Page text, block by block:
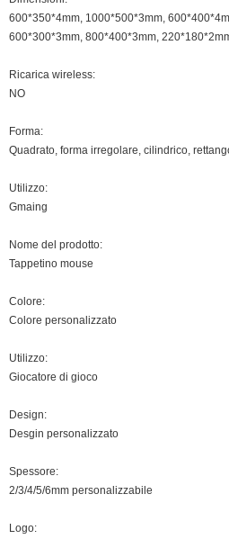
600*350*4mm, 1000*500*3mm,
600*300*3mm, 800*400*3mm,
Ricarica wireless:
NO
Forma:
Quadrato, forma irregolare, cilindrico,
Utilizzo:
Gmaing
Nome del prodotto:
Tappetino mouse
Colore:
Colore personalizzato
Utilizzo:
Giocatore di gioco
Design:
Desgin personalizzato
Spessore:
2/3/4/5/6mm personalizzabile
Logo: